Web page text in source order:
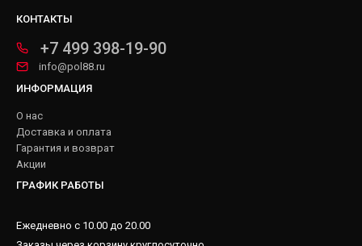
КОНТАКТЫ
+7 499 398-19-90
info@pol88.ru
ИНФОРМАЦИЯ
О нас
Доставка и оплата
Гарантия и возврат
Акции
ГРАФИК РАБОТЫ
Ежедневно с 10.00 до 20.00